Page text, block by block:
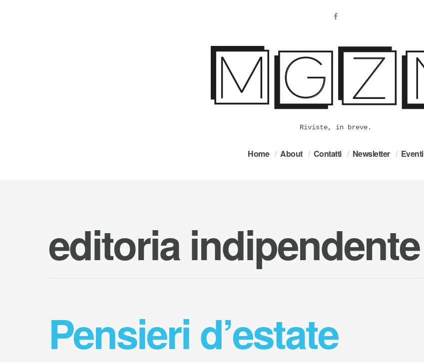
Riviste, in breve.
Home About Contatti Newsletter Eventi
editoria indipendente
Pensieri d’estate